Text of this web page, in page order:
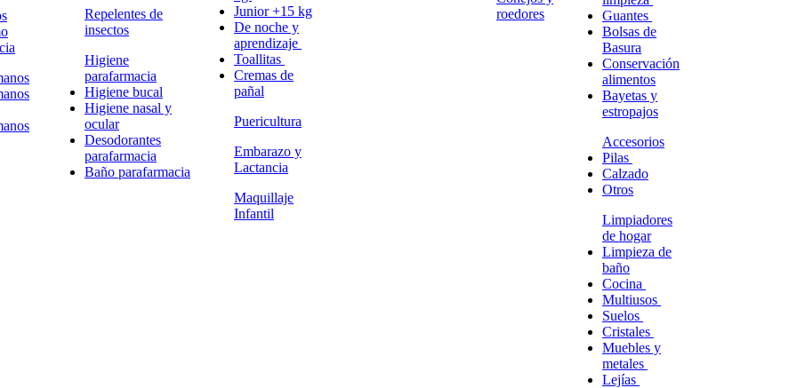
Repelentes de
insectos
Higiene
parafarmacia
Higiene bucal
Higiene nasal y
ocular
Desodorantes
parafarmacia
Baño parafarmacia
Junior +15 kg
De noche y
aprendizaje
Toallitas
Cremas de
pañal
Puericultura
Embarazo y
Lactancia
Maquillaje
Infantil
roedores
Guantes
Bolsas de
Basura
Conservación
alimentos
Bayetas y
estropajos
Accesorios
Pilas
Calzado
Otros
Limpiadores
de hogar
Limpieza de
baño
Cocina
Multiusos
Suelos
Cristales
Muebles y
metales
Lejías